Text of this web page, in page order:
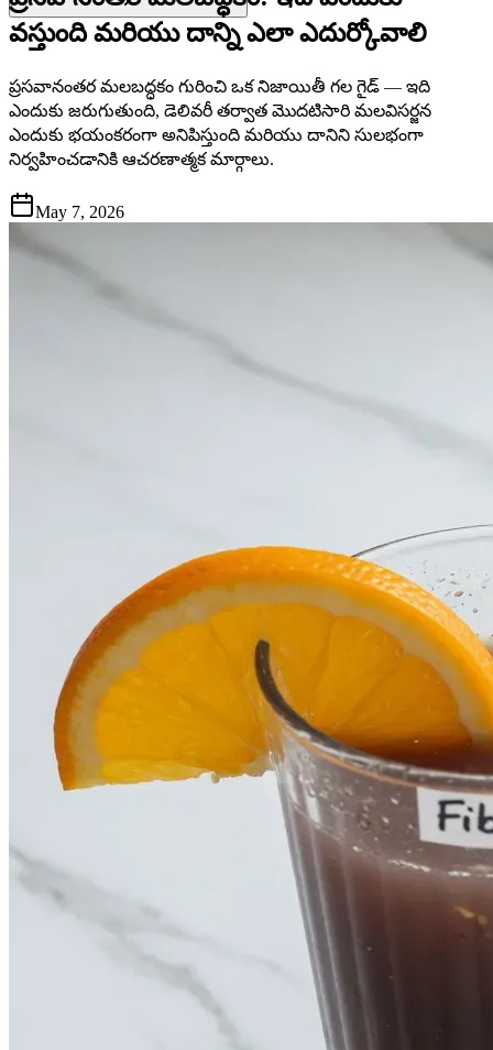
వస్తుంది మరియు దాన్ని ఎలా ఎదుర్కోవాలి
ప్రసవానంతర మలబద్ధకం గురించి ఒక నిజాయితీ గల గైడ్ — ఇది
ఎందుకు జరుగుతుంది, డెలివరీ తర్వాత మొదటిసారి మలవిసర్జన
ఎందుకు భయంకరంగా అనిపిస్తుంది మరియు దానిని సులభంగా
నిర్వహించడానికి ఆచరణాత్మక మార్గాలు.
May 7, 2026